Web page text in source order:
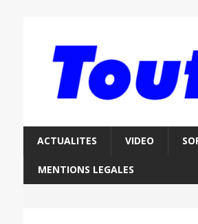
ACTUALITES VIDEO
MENTIONS LEGALES